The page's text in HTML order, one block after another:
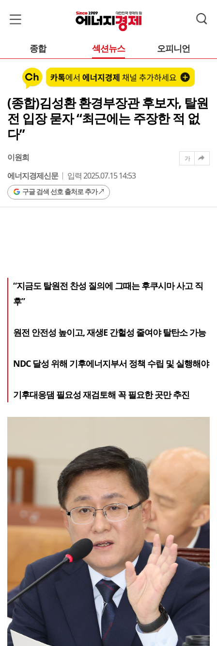
종합 섹션뉴스 오피니언
(종합)김성환 환경부장관 후보자, 탈원
전 입장 묻자 “최근에는 주장한 적 없
다”
이원희
에너지경제신문
입력 2025.07.15 14:53
구글 검색 선호 출처로 추가
가
“지금도 탈원전 찬성 질의에 그때는 후쿠시마 사고 직
후”
원전 안전성 높이고, 재생E 간헐성 줄여야 탈탄소 가능
NDC 달성 위해 기후에너지부서 정책 수립 및 실행해야
기후대응댐 필요성 재검토해 꼭 필요한 곳만 추진